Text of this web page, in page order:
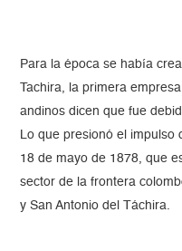
Para la época se había
Tachira, la primera
andinos dicen que fue
Lo que presionó el impulso
18 de mayo de 1878, que
sector de la frontera
y San Antonio del Táchira.